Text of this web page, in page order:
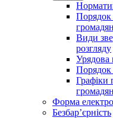
Порядок
громадян
Види
розгляду
Урядова
Порядок
Графіки
громадян
Форма
Безбар’єрність